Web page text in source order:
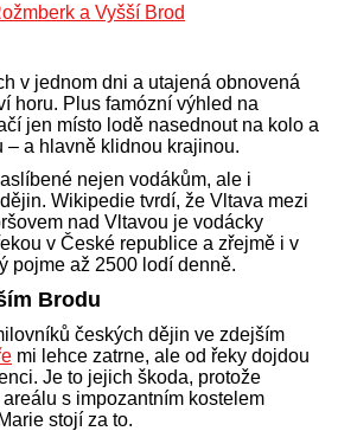
a Vyšší Brod
v jednom dni a utajená obnovená
horu. Plus famózní výhled na
jen místo lodě nasednout na kolo a
– a hlavně klidnou krajinou.
nejen vodákům, ale i
Wikipedie tvrdí, že Vltava mezi
nad Vltavou je vodácky
v České republice a zřejmě i v
pojme až 2500 lodí denně.
Brodu
českých dějin ve zdejším
mi lehce zatrne, ale od řeky dojdou
Je to jejich škoda, protože
s impozantním kostelem
stojí za to.